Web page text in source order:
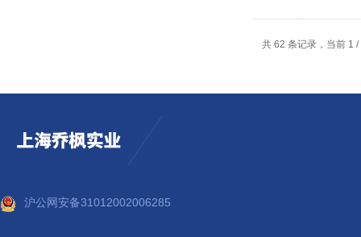
共 62 条记录，当前
沪公网安备31012002006285